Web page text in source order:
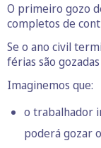
O primeiro gozo
completos de
Se o ano civil
férias são
Imaginemos que:
o trabalhador
poderá gozar